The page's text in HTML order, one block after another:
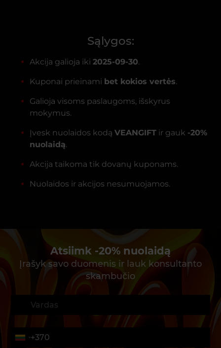
Sąlygos:
Akcija galioja iki 2025-09-30.
Kuponai prieinami bet kokios vertės.
Galioja visoms paslaugoms, išskyrus
mokymus.
Įvesk nuolaidos kodą VEANGIFT ir gauk -20%
nuolaidą.
Akcija taikoma tik dovanų kuponams.
Nuolaidos ir akcijos nesumuojamos.
Atsiimk -20% nuolaidą
Įrašyk savo duomenis ir lauk konsultanto
skambučio